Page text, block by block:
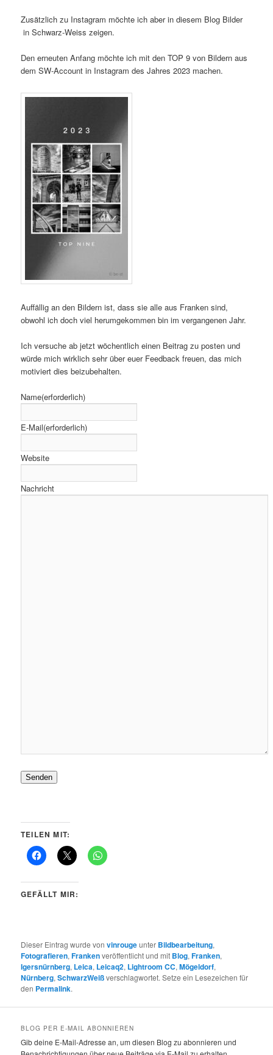
Zusätzlich zu Instagram möchte ich aber in diesem Blog Bilder
in Schwarz-Weiss zeigen.
Den erneuten Anfang möchte ich mit den TOP 9 von Bildern aus
dem SW-Account in Instagram des Jahres 2023 machen.
Auffällig an den Bildern ist, dass sie alle aus Franken sind,
obwohl ich doch viel herumgekommen bin im vergangenen Jahr.
Ich versuche ab jetzt wöchentlich einen Beitrag zu posten und
würde mich wirklich sehr über euer Feedback freuen, das mich
motiviert dies beizubehalten.
Name(erforderlich)
E-Mail(erforderlich)
Website
Nachricht
Senden
TEILEN MIT:
GEFÄLLT MIR:
Dieser Eintrag wurde vonvinrougeunter Bildbearbeitung,
Fotografieren,Frankenveröffentlicht und mit Blog,Franken,
Igersnürnberg, Leica, Leicaq2, Lightroom CC,Mögeldorf,
Nürnberg,SchwarzWeißverschlagwortet. Setze ein Lesezeichen für
den Permalink.
BLOG PER E-MAIL ABONNIEREN
Gib deine E-Mail-Adresse an, um diesen Blog zu abonnieren und